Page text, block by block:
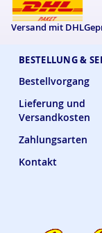
BESTELLUNG &
Bestellvorgang
Lieferung und
Versandkosten
Zahlungsarten
Kontakt
Versand mit DHL